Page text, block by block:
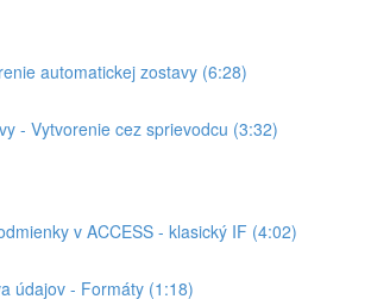
automatickej zostavy (6:28)
- Vytvorenie cez sprievodcu (3:32)
v ACCESS - klasický IF (4:02)
údajov - Formáty (1:18)